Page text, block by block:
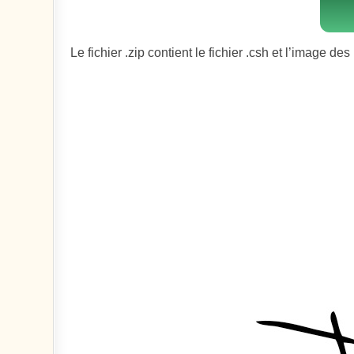
Le fichier .zip contient le fichier .csh et l’image des